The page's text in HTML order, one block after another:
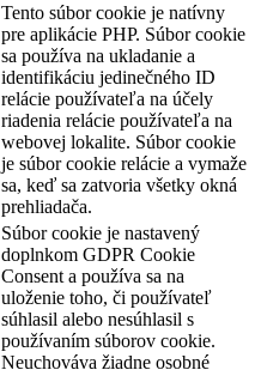
Tento súbor cookie je natívny
pre aplikácie PHP. Súbor cookie
sa používa na ukladanie a
identifikáciu jedinečného ID
relácie používateľa na účely
riadenia relácie používateľa na
webovej lokalite. Súbor cookie
je súbor cookie relácie a vymaže
sa, keď sa zatvoria všetky okná
prehliadača.
Súbor cookie je nastavený
doplnkom GDPR Cookie
Consent a používa sa na
uloženie toho, či používateľ
súhlasil alebo nesúhlasil s
používaním súborov cookie.
Neuchováva žiadne osobné